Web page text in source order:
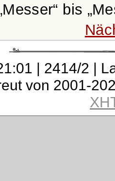
Messer
bis
| 2414/2 |
von 2001-